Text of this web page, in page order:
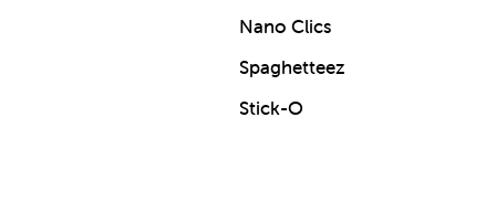
Nano Clics
Spaghetteez
Stick-O